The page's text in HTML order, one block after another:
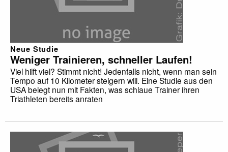
Neue Studie
Weniger Trainieren, schneller Laufen!
Viel hilft viel? Stimmt nicht! Jedenfalls nicht, wenn man sein
Tempo auf 10 Kilometer steigern will. Eine Studie aus den
USA belegt nun mit Fakten, was schlaue Trainer ihren
Triathleten bereits anraten